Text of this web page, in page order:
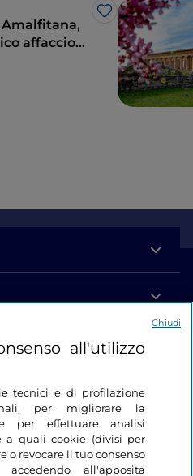
Like
Amalfitana,
affaccio
all'utilizzo
tecnici e di profilazione
per migliorare la
per effettuare analisi
a quali cookie (divisi per
o revocare il tuo consenso
all'apposita
Chiudi